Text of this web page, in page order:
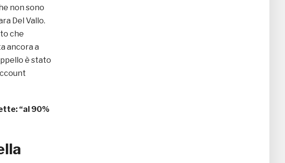
non sono
Del Vallo.
che
ancora a
è stato
“al 90%